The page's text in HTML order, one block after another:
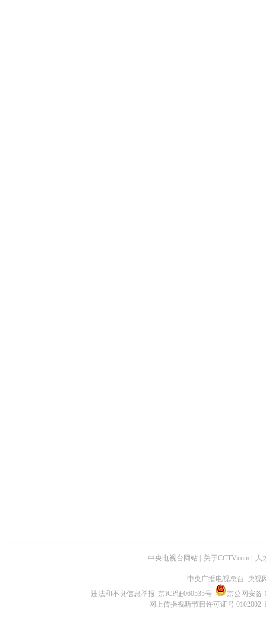
中央电视台网站 关于CCTV.com 人
中央广播电视总台 央视
违法和不良信息举报 京ICP证060535号
京公网安备
网上传播视听节目许可证号 0102002